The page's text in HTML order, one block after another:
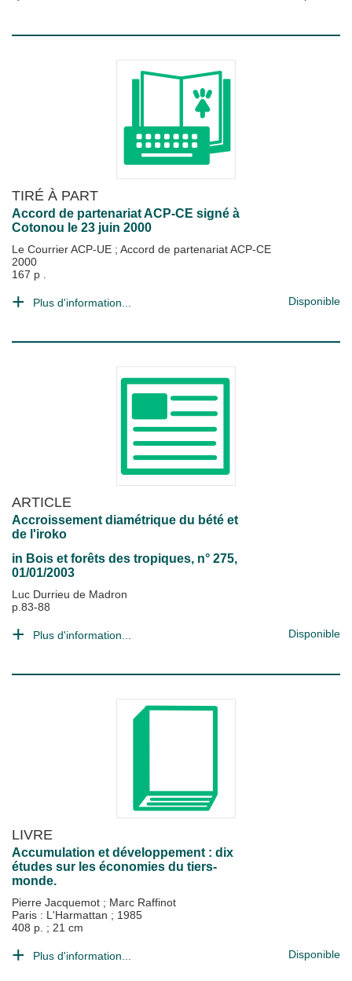
TIRÉ À PART
Accord de partenariat ACP-CE signé à
Cotonou le 23 juin 2000
Le Courrier ACP-UE ; Accord de partenariat ACP-CE
2000
167 p .
Plus d'information... Disponible
ARTICLE
Accroissement diamétrique du bété et
de l'iroko
in Bois et forêts des tropiques, n° 275,
01/01/2003
Luc Durrieu de Madron
p.83-88
Plus d'information... Disponible
LIVRE
Accumulation et développement : dix
études sur les économies du tiers-
monde.
Pierre Jacquemot ; Marc Raffinot
Paris : L'Harmattan ; 1985
408 p. ; 21 cm
Plus d'information... Disponible